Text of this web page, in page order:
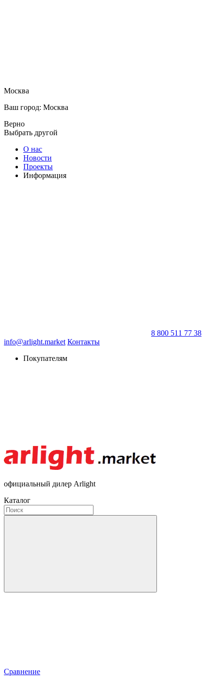
Москва
Ваш город: Москва
Верно
Выбрать другой
О нас
Новости
Проекты
Информация
8 800 511 77 38
info@arlight.market Контакты
Покупателям
официальный дилер Arlight
Каталог
Сравнение